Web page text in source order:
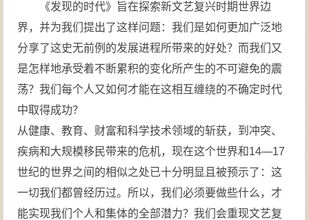
《发现的时代》旨在探索新文艺复兴时期世界边
界，并为我们提出了这样问题：我们是如何更加广泛地
分享了这史无前例的发展进程所带来的好处？而我们又
是怎样地承受着不断累积的变化所产生的不可避免的震
荡？我们每个人又如何才能在这相互缠绕的不确定时代
中取得成功？
从健康、教育、财富和科学技术领域的斩获，到冲突、
疾病和大规模移民带来的危机，现在这个世界和14—17
世纪的世界之间的相似之处已十分明显且被预示了：这
一切我们都曾经历过。所以，我们必须要做些什么，才
能实现我们个人和集体的全部潜力？我们会重现文艺复